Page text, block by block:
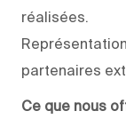
réalisées.
partenaires
Ce que nous